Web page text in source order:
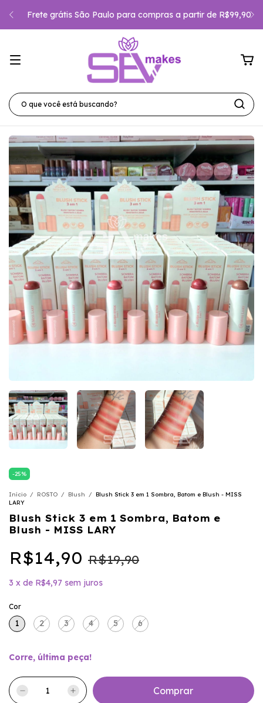
Frete grátis São Paulo para compras a partir de R$99,90
-25%
Início / ROSTO / Blush / Blush Stick 3 em 1 Sombra, Batom e Blush - MISS
LARY
Blush Stick 3 em 1 Sombra, Batom e
Blush - MISS LARY
R$14,90 R$19,90
3 x de R$4,97 sem juros
Cor
1 2 3 4 5 6
Corre, última peça!